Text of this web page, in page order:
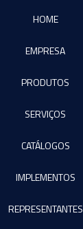
HOME
EMPRESA
PRODUTOS
SERVIÇOS
CATÁLOGOS
IMPLEMENTOS
REPRESENTANTES